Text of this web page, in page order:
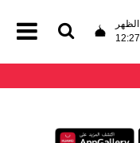
الظهر
12:27